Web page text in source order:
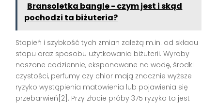
Bransoletka bangle - czym jest i skąd
pochodzi ta biżuteria?
Stopień i szybkość tych zmian zależą m.in. od składu
stopu oraz sposobu użytkowania biżuterii. Wyroby
noszone codziennie, eksponowane na wodę, środki
czystości, perfumy czy chlor mają znacznie wyższe
ryzyko wystąpienia matowienia lub pojawienia się
przebarwień[2]. Przy złocie próby 375 ryzyko to jest